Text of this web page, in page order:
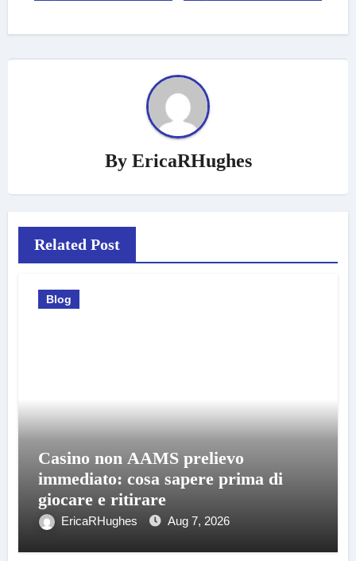
By EricaRHughes
Related Post
Blog
Casino non AAMS prelievo
immediato: cosa sapere prima di
giocare e ritirare
EricaRHughes Aug 7, 2026